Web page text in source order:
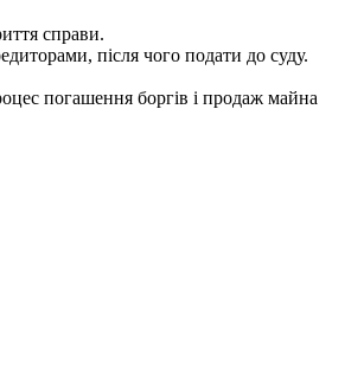
справи.
після чого подати до суду.
погашення боргів і продаж майна